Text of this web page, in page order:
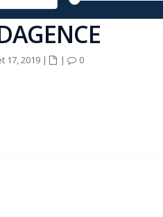
17, 2019 | | 0